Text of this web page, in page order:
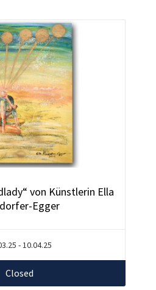
von Künstlerin Ella
Egger
- 10.04.25
Closed